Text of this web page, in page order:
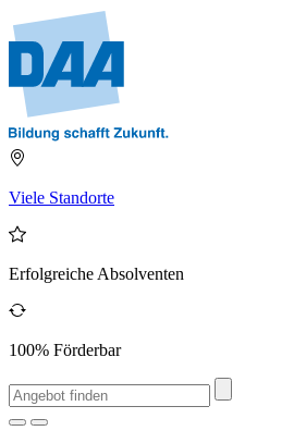
Viele Standorte
Erfolgreiche Absolventen
100% Förderbar